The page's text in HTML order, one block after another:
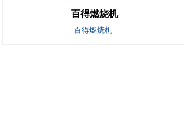
百得燃烧机
百得燃烧机